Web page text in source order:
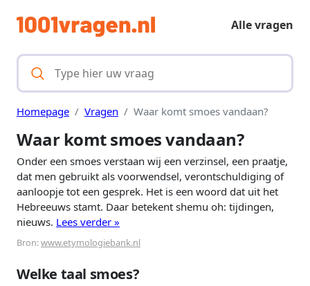
Alle vragen
Homepage Vragen Waar komt smoes vandaan?
Waar komt smoes vandaan?
Onder een smoes verstaan wij een verzinsel, een praatje,
dat men gebruikt als voorwendsel, verontschuldiging of
aanloopje tot een gesprek. Het is een woord dat uit het
Hebreeuws stamt. Daar betekent shemu oh: tijdingen,
nieuws. Lees verder »
Bron:www.etymologiebank.nl
Welke taal smoes?